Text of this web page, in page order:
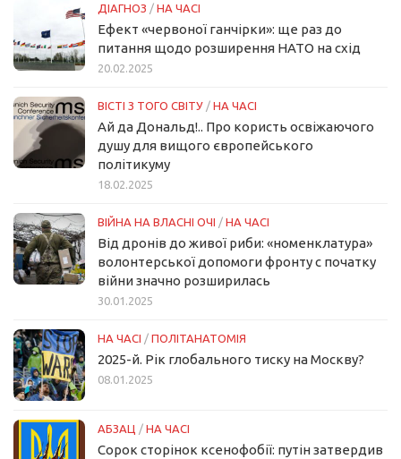
ДІАГНОЗ / НА ЧАСІ
Ефект «червоної ганчірки»: ще раз до
питання щодо розширення НАТО на схід
20.02.2025
ВІСТІ З ТОГО СВІТУ / НА ЧАСІ
Ай да Дональд!.. Про користь освіжаючого
душу для вищого європейського
політикуму
18.02.2025
ВІЙНА НА ВЛАСНІ ОЧІ / НА ЧАСІ
Від дронів до живої риби: «номенклатура»
волонтерської допомоги фронту с початку
війни значно розширилась
30.01.2025
НА ЧАСІ / ПОЛІТАНАТОМІЯ
2025-й. Рік глобального тиску на Москву?
08.01.2025
АБЗАЦ / НА ЧАСІ
Сорок сторінок ксенофобії: путін затвердив